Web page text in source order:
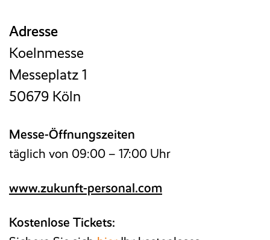
Adresse
Koelnmesse
Messeplatz 1
50679 Köln
Messe-Öffnungszeiten
täglich von 09:00 – 17:00 Uhr
www.zukunft-personal.com
Kostenlose Tickets: